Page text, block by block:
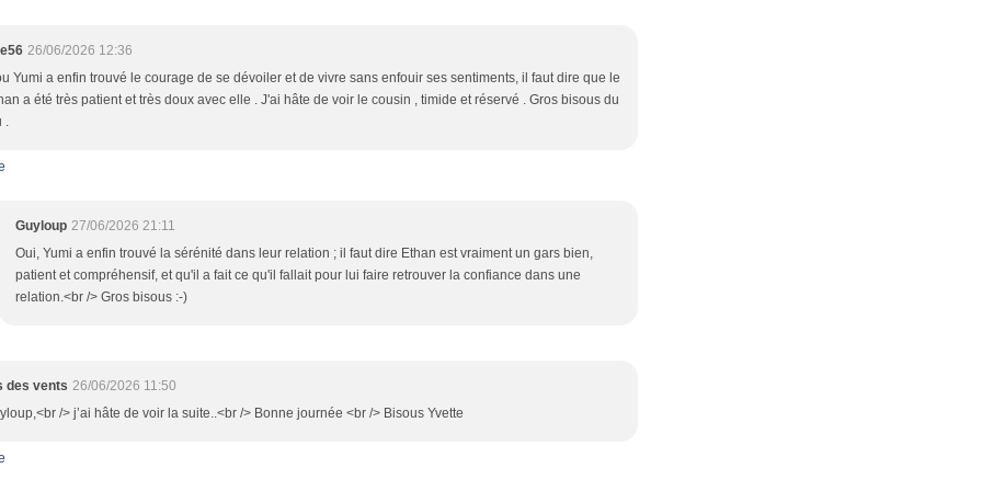
26/06/2026 12:36
Yumi a enfin trouvé le courage de se dévoiler et de vivre sans enfouir ses sentiments, il faut dire que le
a été très patient et très doux avec elle . J'ai hâte de voir le cousin , timide et réservé . Gros bisous du
.
Guyloup 27/06/2026 21:11
Oui, Yumi a enfin trouvé la sérénité dans leur relation ; il faut dire Ethan est vraiment un gars bien,
patient et compréhensif, et qu'il a fait ce qu'il fallait pour lui faire retrouver la confiance dans une
relation.<br /> Gros bisous :-)
des vents 26/06/2026 11:50
/> j’ai hâte de voir la suite..<br /> Bonne journée <br /> Bisous Yvette